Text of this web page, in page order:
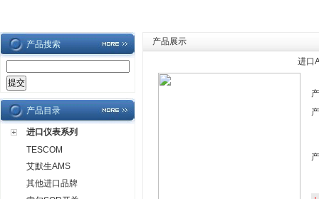
产品搜索
产品目录
进口仪表系列
TESCOM
艾默生AMS
其他进口品牌
产品展示
进口